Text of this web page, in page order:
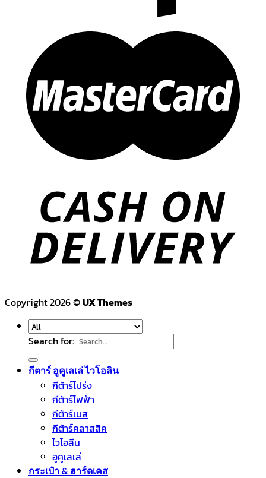
Copyright 2026 ©UX Themes
Search for:
กีตาร์ อูคูเลเล่ ไวโอลิน
กีต้าร์โปร่ง
กีต้าร์ไฟฟ้า
กีต้าร์เบส
กีต้าร์คลาสสิค
ไวโอลีน
อูคูเลเล่
กระเป๋า & ฮาร์ดเคส